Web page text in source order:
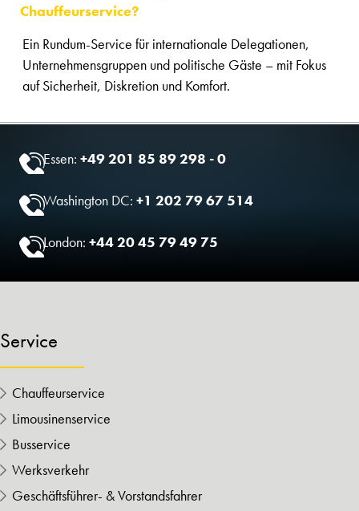
Chauffeurservice?
Ein Rundum-Service für internationale Delegationen,
Unternehmensgruppen und politische Gäste – mit Fokus
auf Sicherheit, Diskretion und Komfort.
Essen:+49 201 85 89 298 - 0
Washington DC:+1 202 79 67 514
London:+44 20 45 79 49 75
Service
Chauffeurservice
Limousinenservice
Busservice
Werksverkehr
Geschäftsführer- & Vorstandsfahrer